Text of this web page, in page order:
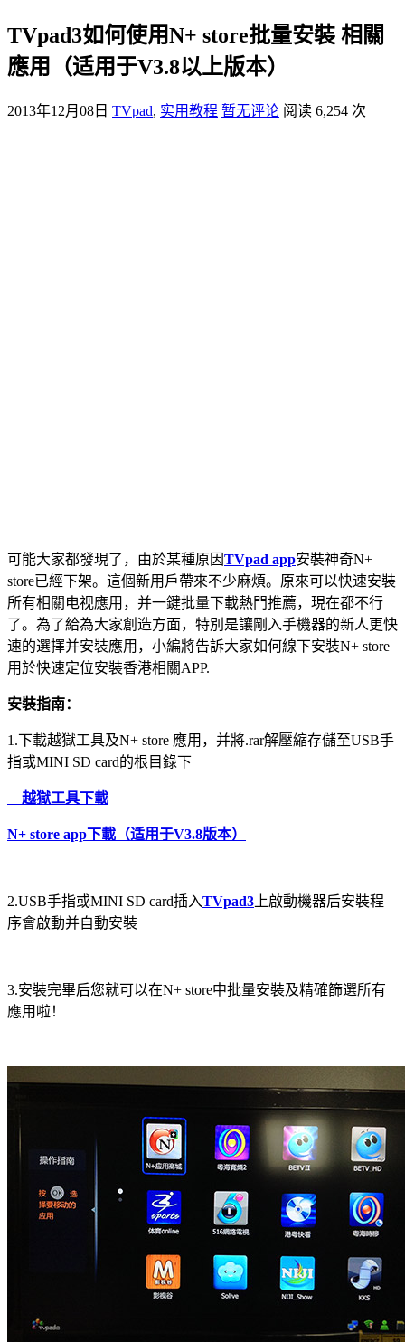
TVpad3如何使用N+ store批量安裝 相關
應用（适用于V3.8以上版本）
2013年12月08日 TVpad, 实用教程 暂无评论 阅读 6,254 次
可能大家都發現了，由於某種原因TVpad app安裝神奇N+
store已經下架。這個新用戶帶來不少麻煩。原來可以快速安裝
所有相關电视應用，并一鍵批量下載熱門推薦，現在都不行
了。為了給為大家創造方面，特別是讓剛入手機器的新人更快
速的選擇并安裝應用，小編將告訴大家如何線下安裝N+ store
用於快速定位安裝香港相關APP.
安裝指南：
1.下載越獄工具及N+ store 應用，并將.rar解壓縮存儲至USB手
指或MINI SD card的根目錄下
越獄工具下載
N+ store app下載（适用于V3.8版本）
2.USB手指或MINI SD card插入TVpad3 上啟動機器后安裝程
序會啟動并自動安裝
3.安裝完畢后您就可以在N+ store中批量安裝及精確篩選所有
應用啦！